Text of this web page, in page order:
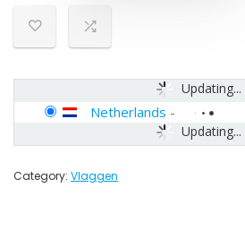
Updating...
Updating...
Netherlands -
Category: Vlaggen